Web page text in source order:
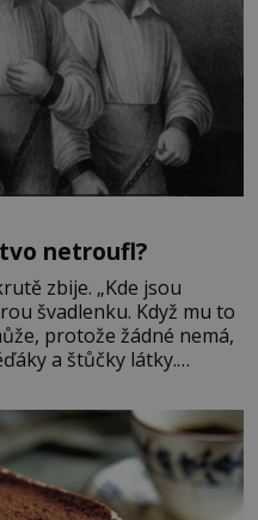
netroufl?
zbije. „Kde jsou
švadlenku. Když mu to
protože žádné nemá,
a štůčky látky.
dlouho po jeho smrti